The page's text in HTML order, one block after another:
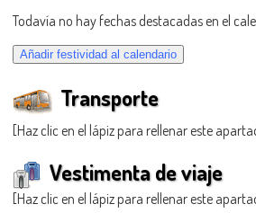
Todavía no hay fechas destacadas en el
Transporte
[Haz clic en el lápiz para rellenar este
Vestimenta de viaje
[Haz clic en el lápiz para rellenar este